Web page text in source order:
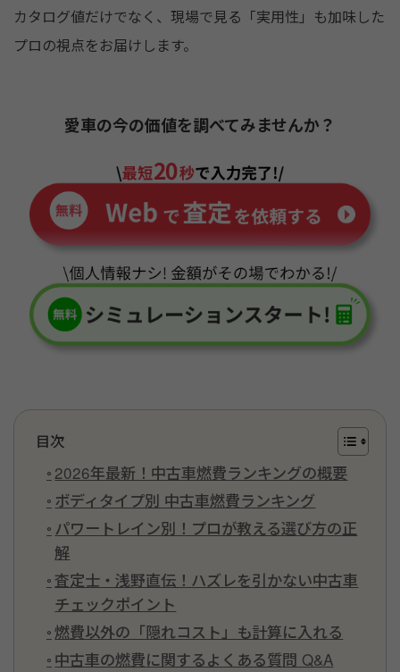
カタログ値だけでなく、現場で見る「実用性」も加味した
プロの視点をお届けします。
愛車の今の価値を調べてみませんか？
目次
2026年最新！中古車燃費ランキングの概要
ボディタイプ別 中古車燃費ランキング
パワートレイン別！プロが教える選び方の正
解
査定士・浅野直伝！ハズレを引かない中古車
チェックポイント
燃費以外の「隠れコスト」も計算に入れる
中古車の燃費に関するよくある質問 Q&A